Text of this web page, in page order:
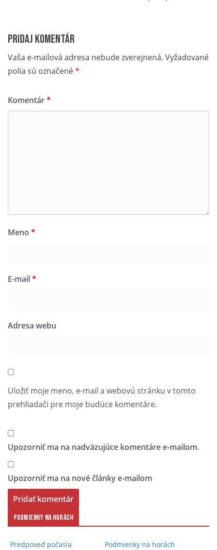
Pridaj komentár
Vaša e-mailová adresa nebude zverejnená. Vyžadované
polia sú označené*
Komentár*
Meno *
E-mail*
Adresa webu
Uložiť moje meno, e-mail a webovú stránku v tomto
prehliadači pre moje budúce komentáre.
Upozorniť ma na nadväzujúce komentáre e-mailom.
Upozorniť ma na nové články e-mailom
Podmienky na horách
Predpoveď počasia
Podmienky na horách